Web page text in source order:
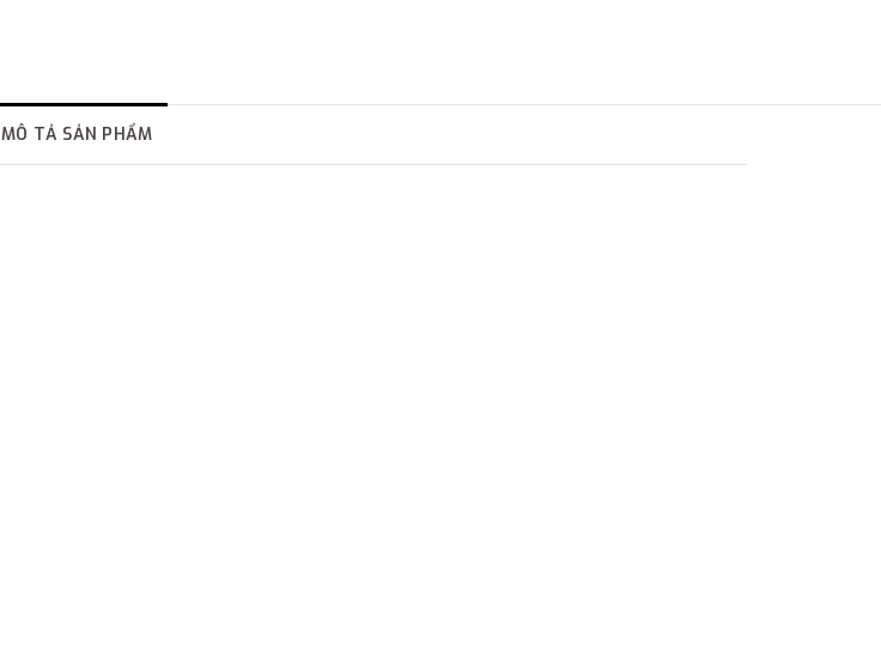
-Showroom Thanh HươngĐịa chỉ : 23 phố Cát Linh, phường Cát Linh,
quận Đống Đa, Hà Nội.
MÔ TẢ SẢN PHẨM